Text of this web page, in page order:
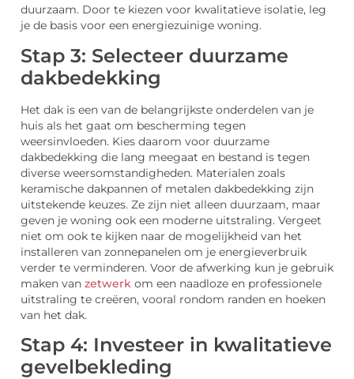
duurzaam. Door te kiezen voor kwalitatieve isolatie, leg
je de basis voor een energiezuinige woning.
Stap 3: Selecteer duurzame
dakbedekking
Het dak is een van de belangrijkste onderdelen van je
huis als het gaat om bescherming tegen
weersinvloeden. Kies daarom voor duurzame
dakbedekking die lang meegaat en bestand is tegen
diverse weersomstandigheden. Materialen zoals
keramische dakpannen of metalen dakbedekking zijn
uitstekende keuzes. Ze zijn niet alleen duurzaam, maar
geven je woning ook een moderne uitstraling. Vergeet
niet om ook te kijken naar de mogelijkheid van het
installeren van zonnepanelen om je energieverbruik
verder te verminderen. Voor de afwerking kun je gebruik
maken van zetwerk om een naadloze en professionele
uitstraling te creëren, vooral rondom randen en hoeken
van het dak.
Stap 4: Investeer in kwalitatieve
gevelbekleding